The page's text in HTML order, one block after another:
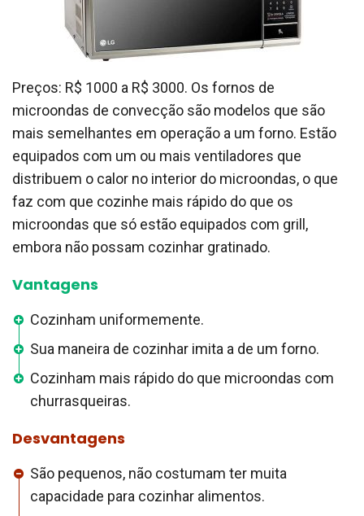
Preços: R$ 1000 a R$ 3000. Os fornos de
microondas de convecção são modelos que são
mais semelhantes em operação a um forno. Estão
equipados com um ou mais ventiladores que
distribuem o calor no interior do microondas, o que
faz com que cozinhe mais rápido do que os
microondas que só estão equipados com grill,
embora não possam cozinhar gratinado.
Vantagens
Cozinham uniformemente.
Sua maneira de cozinhar imita a de um forno.
Cozinham mais rápido do que microondas com
churrasqueiras.
Desvantagens
São pequenos, não costumam ter muita
capacidade para cozinhar alimentos.